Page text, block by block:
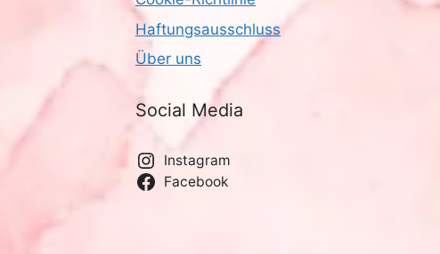
Haftungsausschluss
Über uns
Social Media
Instagram
Facebook